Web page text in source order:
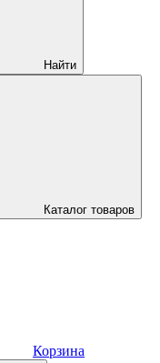
Найти
Каталог товаров
Корзина